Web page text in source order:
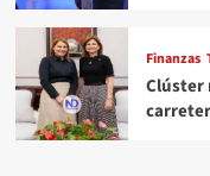
Finanzas
Clúster